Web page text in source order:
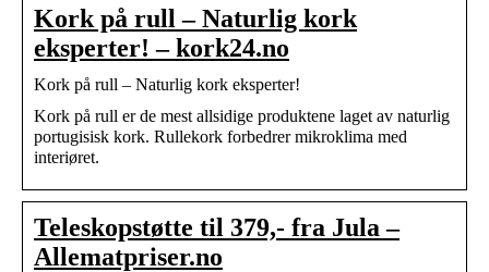
Kork på rull – Naturlig kork
eksperter! – kork24.no
Kork på rull – Naturlig kork eksperter!
Kork på rull er de mest allsidige produktene laget av naturlig
portugisisk kork. Rullekork forbedrer mikroklima med
interiøret.
Teleskopstøtte til 379,- fra Jula –
Allematpriser.no